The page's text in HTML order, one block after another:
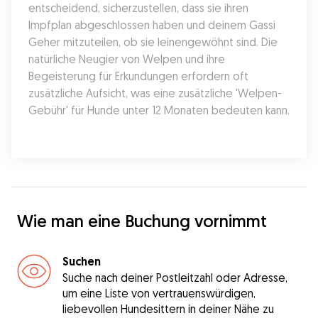
entscheidend, sicherzustellen, dass sie ihren
Impfplan abgeschlossen haben und deinem Gassi
Geher mitzuteilen, ob sie leinengewöhnt sind. Die
natürliche Neugier von Welpen und ihre
Begeisterung für Erkundungen erfordern oft
zusätzliche Aufsicht, was eine zusätzliche 'Welpen-
Gebühr' für Hunde unter 12 Monaten bedeuten kann.
Wie man eine Buchung vornimmt
Suchen
Suche nach deiner Postleitzahl oder Adresse,
um eine Liste von vertrauenswürdigen,
liebevollen Hundesittern in deiner Nähe zu